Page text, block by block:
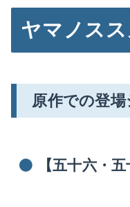
ヤマノス
原作での登場
【五十六・